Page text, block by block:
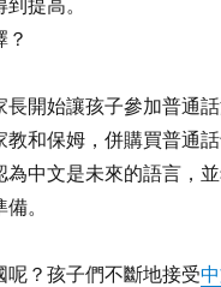
長開始讓孩子參加普通
教和保姆，併購買普通
為中文是未來的語言，
。
呢？孩子們不斷地接受